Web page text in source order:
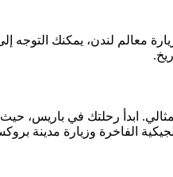
معالم لندن، يمكنك التوجه
ابدأ رحلتك في باريس،
الفاخرة وزيارة مدينة